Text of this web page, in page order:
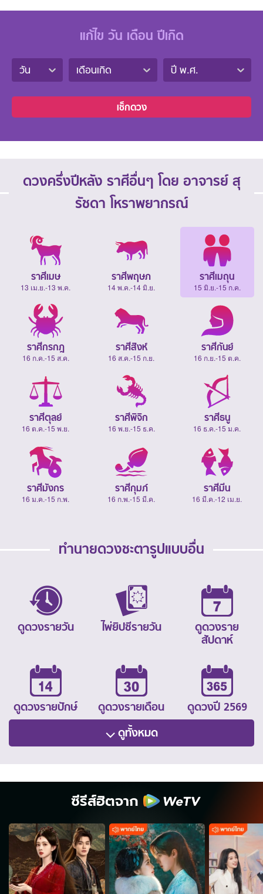
แก้ไข วัน เดือน ปีเกิด
วัน เดือนเกิด ปี พ.ศ.
เช็กดวง
ดวงครึ่งปีหลัง ราศีอื่นๆ โดย อาจารย์ สุ
รัชดา โหราพยากรณ์
ราศีเมษ
13 เม.ย.-13 พ.ค.
ราศีพฤษภ
14 พ.ค.-14 มิ.ย.
ราศีเมถุน
15 มิ.ย.-15 ก.ค.
ราศีกรกฎ
16 ก.ค.-15 ส.ค.
ราศีสิงห์
16 ส.ค.-15 ก.ย.
ราศีกันย์
16 ก.ย.-15 ต.ค.
ราศีตุลย์
16 ต.ค.-15 พ.ย.
ราศีพิจิก
16 พ.ย.-15 ธ.ค.
ราศีธนู
16 ธ.ค.-15 ม.ค.
ราศีมังกร
16 ม.ค.-15 ก.พ.
ราศีกุมภ์
16 ก.พ.-15 มี.ค.
ราศีมีน
16 มี.ค.-12 เม.ย.
ทำนายดวงชะตารูปแบบอื่น
ดูดวงรายวัน ไพ่ยิปซีรายวัน
ดูดวงราย
สัปดาห์
ดูดวงรายปักษ์ ดูดวงรายเดือน ดูดวงปี 2569
ดูทั้งหมด
ซีรีส์ฮิตจาก